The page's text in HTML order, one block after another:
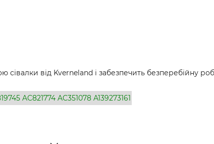
від Kverneland і забезпечить безперебійну
AC821774 AC351078 A139273161